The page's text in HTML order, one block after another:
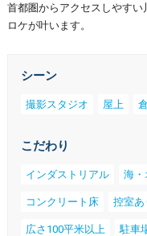
首都圏からアクセスしやす
ロケが叶います。
シーン
撮影スタジオ 屋上
こだわり
インダストリアル 海・
コンクリート床 控室あ
広さ100平米以上 駐車